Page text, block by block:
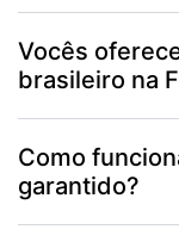
Vocês
brasileiro na
Como
garantido?